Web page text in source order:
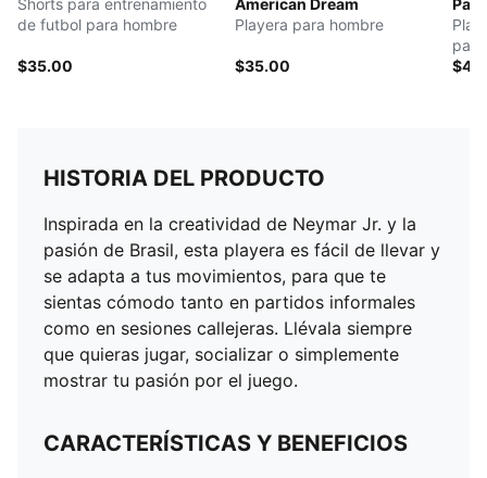
Shorts para entrenamiento
de futbol para hombre
$35.00
American Dream
Playera para hombre
$35.00
HISTORIA DEL PRODUCTO
Inspirada en la creatividad de Neymar Jr. y la
pasión de Brasil, esta playera es fácil de llevar y
se adapta a tus movimientos, para que te
sientas cómodo tanto en partidos informales
como en sesiones callejeras. Llévala siempre
que quieras jugar, socializar o simplemente
mostrar tu pasión por el juego.
CARACTERÍSTICAS Y BENEFICIOS